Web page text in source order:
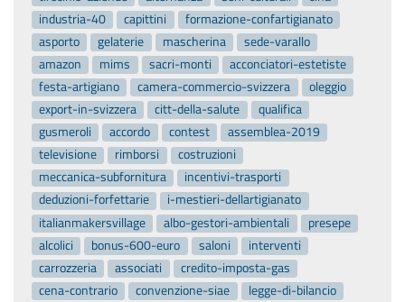
industria-40
capittini
formazione-confartigianato
asporto
gelaterie mascherina
sede-varallo
amazon
mims sacri-monti
acconciatori-estetiste
festa-artigiano
camera-commercio-svizzera
oleggio
export-in-svizzera
citt-della-salute
qualifica
gusmeroli
accordo contest
assemblea-2019
televisione
rimborsi
costruzioni
meccanica-subfornitura
incentivi-trasporti
deduzioni-forfettarie
i-mestieri-dellartigianato
italianmakersvillage
albo-gestori-ambientali
presepe
alcolici
bonus-600-euro saloni
interventi
carrozzeria
associati
credito-imposta-gas
cena-contrario
convenzione-siae
legge-di-bilancio